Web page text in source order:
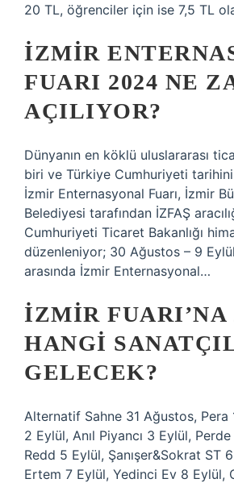
20 TL, öğrenciler için ise 7,5 TL
İZMIR
FUARI 2024 NE
AÇILIYOR?
Dünyanın en köklü uluslararası
biri ve Türkiye Cumhuriyeti
İzmir Enternasyonal Fuarı, İzmir
Belediyesi tarafından İZFAŞ
Cumhuriyeti Ticaret Bakanlığı
düzenleniyor; 30 Ağustos – 9
arasında İzmir Enternasyonal…
İZMIR FUARI’NA
HANGI
GELECEK?
Alternatif Sahne 31 Ağustos, Pera
2 Eylül, Anıl Piyancı 3 Eylül,
Redd 5 Eylül, Şanışer&Sokrat ST
Ertem 7 Eylül, Yedinci Ev 8 Eylül,